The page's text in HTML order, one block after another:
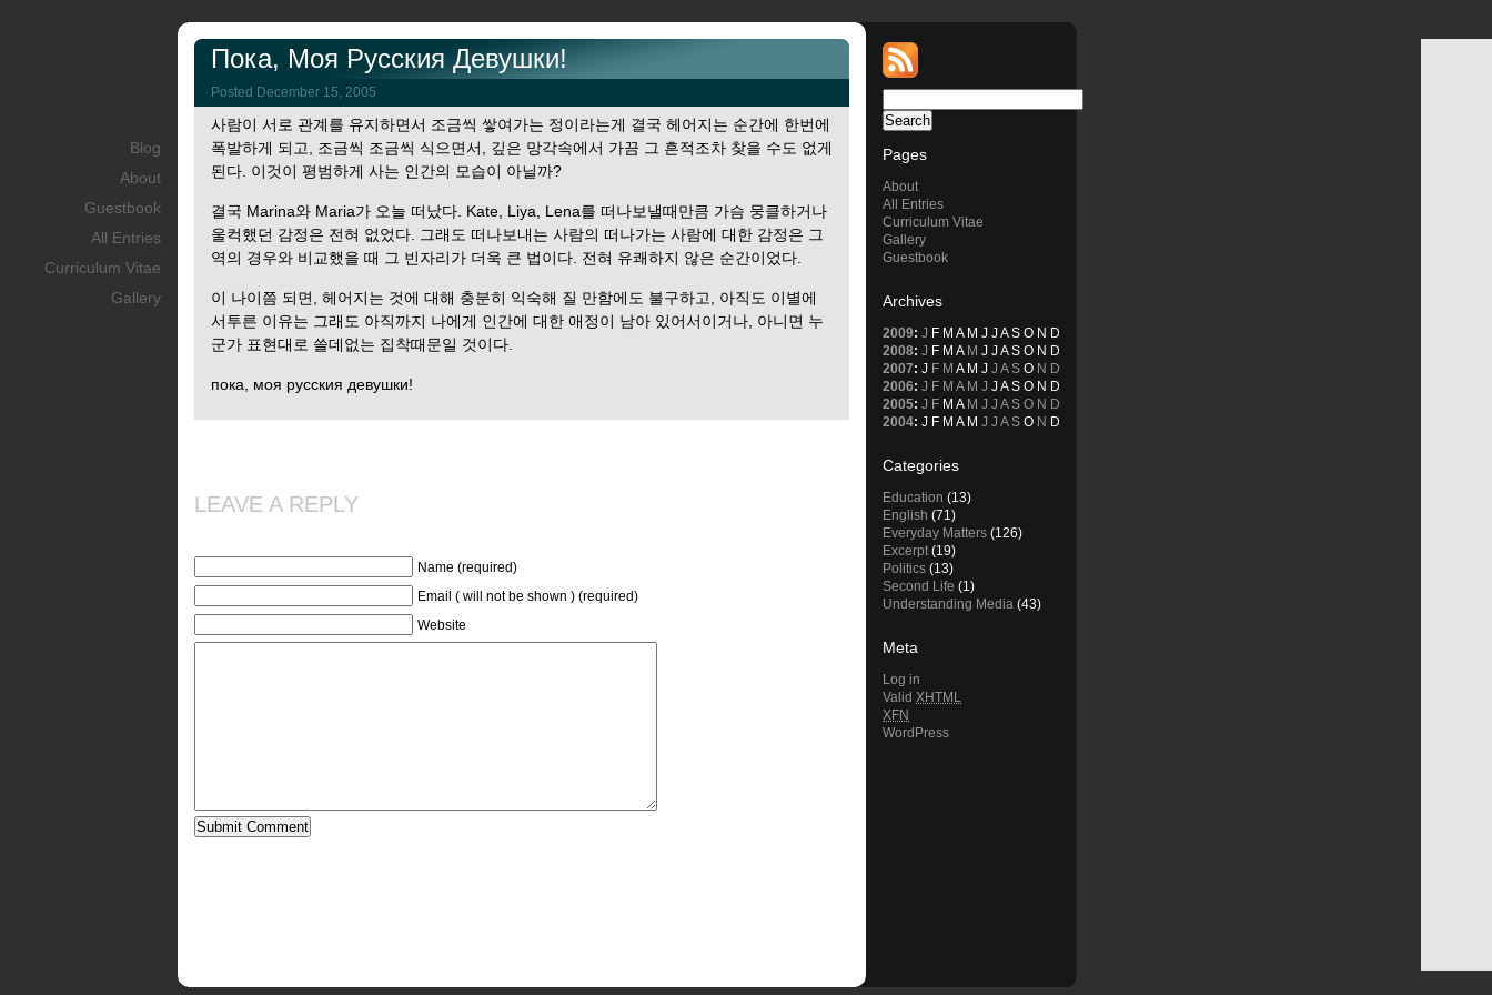
Blog
About
Guestbook
All Entries
Curriculum Vitae
Gallery
Пока, Моя Русския Девушки!
Posted December 15, 2005
사람이 서로 관계를 유지하면서 조금씩 쌓여가는 정이라는게 결국 헤어지는 순간에 한번에
폭발하게 되고, 조금씩 조금씩 식으면서, 깊은 망각속에서 가끔 그 흔적조차 찾을 수도 없게
된다. 이것이 평범하게 사는 인간의 모습이 아닐까?
결국 Marina와 Maria가 오늘 떠났다. Kate, Liya, Lena를 떠나보낼때만큼 가슴 뭉클하거나
울컥했던 감정은 전혀 없었다. 그래도 떠나보내는 사람의 떠나가는 사람에 대한 감정은 그
역의 경우와 비교했을 때 그 빈자리가 더욱 큰 법이다. 전혀 유쾌하지 않은 순간이었다.
이 나이쯤 되면, 헤어지는 것에 대해 충분히 익숙해 질 만함에도 불구하고, 아직도 이별에
서투른 이유는 그래도 아직까지 나에게 인간에 대한 애정이 남아 있어서이거나, 아니면 누
군가 표현대로 쓸데없는 집착때문일 것이다.
пока, моя русския девушки!
LEAVE A REPLY
Name (required)
Email ( will not be shown ) (required)
Website
Pages
About
All Entries
Curriculum Vitae
Gallery
Guestbook
Archives
2009: J F M A M J JA S O N D
2008: J F M A M J JA S O N D
2007: J F M A M J J A S O N D
2006: J F M A M J JA S O N D
2005: J F M A M J J A S O N D
2004: J F M A M J J A S O N D
Categories
Education (13)
English (71)
Everyday Matters (126)
Excerpt(19)
Politics (13)
Second Life (1)
Understanding Media (43)
Meta
Log in
Valid XHTML
XFN
WordPress